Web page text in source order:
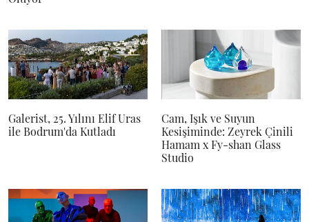
Galerist, 25. Yılını Elif Uras
ile Bodrum'da Kutladı
Cam, Işık ve Suyun
Kesişiminde: Zeyrek Çinili
Hamam x Fy-shan Glass
Studio